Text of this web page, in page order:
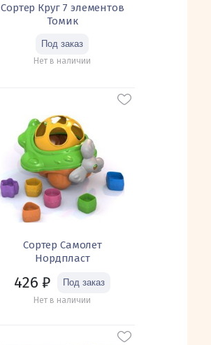
Сортер Круг 7 элементов
Томик
Нет в наличии
Сортер Самолет
Нордпласт
426 ₽
Нет в наличии